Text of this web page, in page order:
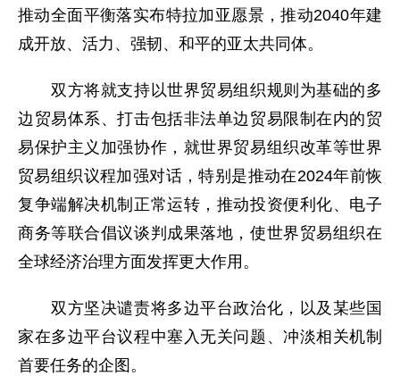
推动全面平衡落实布特拉加亚愿景，推动2040年建
成开放、活力、强韧、和平的亚太共同体。
双方将就支持以世界贸易组织规则为基础的多
边贸易体系、打击包括非法单边贸易限制在内的贸
易保护主义加强协作，就世界贸易组织改革等世界
贸易组织议程加强对话，特别是推动在2024年前恢
复争端解决机制正常运转，推动投资便利化、电子
商务等联合倡议谈判成果落地，使世界贸易组织在
全球经济治理方面发挥更大作用。
双方坚决谴责将多边平台政治化，以及某些国
家在多边平台议程中塞入无关问题、冲淡相关机制
首要任务的企图。